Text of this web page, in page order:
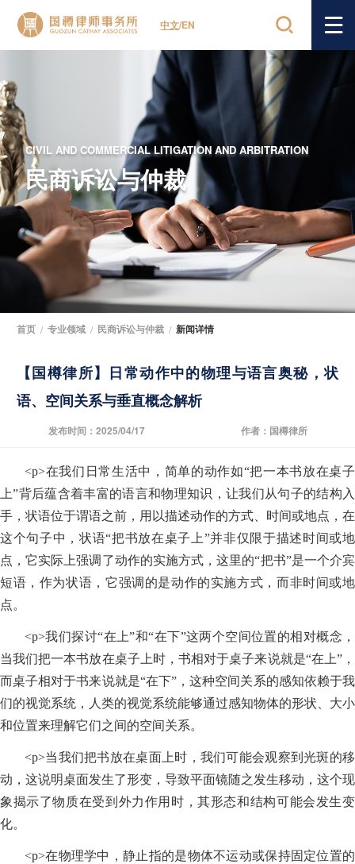
中文/EN
CIVIL AND COMMERCIAL LITIGATION AND ARBITRATION
民商诉讼与仲裁
首页 / 专业领域 / 民商诉讼与仲裁 / 新闻详情
【国樽律所】日常动作中的物理与语言奥秘，状
语、空间关系与垂直概念解析
发布时间：2025/04/17 作者：国樽律所
<p>在我们日常生活中，简单的动作如“把一本书放在桌子
上”背后蕴含着丰富的语言和物理知识，让我们从句子的结构入
手，状语位于谓语之前，用以描述动作的方式、时间或地点，在
这个句子中，状语“把书放在桌子上”并非仅限于描述时间或地
点，它实际上强调了动作的实施方式，这里的“把书”是一个介宾
短语，作为状语，它强调的是动作的实施方式，而非时间或地
点。
<p>我们探讨“在上”和“在下”这两个空间位置的相对概念，
当我们把一本书放在桌子上时，书相对于桌子来说就是“在上”，
而桌子相对于书来说就是“在下”，这种空间关系的感知依赖于我
们的视觉系统，人类的视觉系统能够通过感知物体的形状、大小
和位置来理解它们之间的空间关系。
<p>当我们把书放在桌面上时，我们可能会观察到光斑的移
动，这说明桌面发生了形变，导致平面镜随之发生移动，这个现
象揭示了物质在受到外力作用时，其形态和结构可能会发生变
化。
<p>在物理学中，静止指的是物体不运动或保持固定位置的